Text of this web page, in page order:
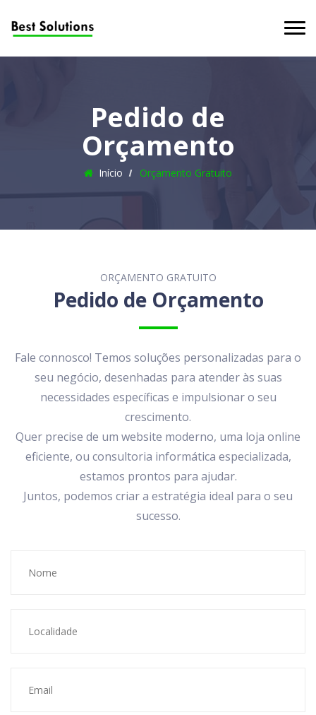
Pedido de
Orçamento
Início Orçamento Gratuito
ORÇAMENTO GRATUITO
Pedido de Orçamento
Fale connosco! Temos soluções personalizadas para o
seu negócio, desenhadas para atender às suas
necessidades específicas e impulsionar o seu
crescimento.
Quer precise de um website moderno, uma loja online
eficiente, ou consultoria informática especializada,
estamos prontos para ajudar.
Juntos, podemos criar a estratégia ideal para o seu
sucesso.